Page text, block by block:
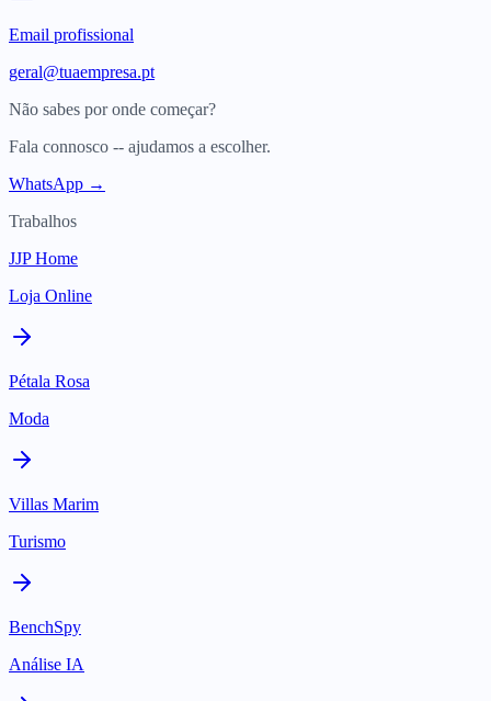
Email profissional
geral@tuaempresa.pt
Não sabes por onde começar?
Fala connosco -- ajudamos a escolher.
WhatsApp →
Trabalhos
JJP Home
Loja Online
Pétala Rosa
Moda
Villas Marim
Turismo
BenchSpy
Análise IA